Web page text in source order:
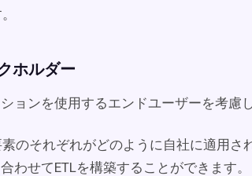
ホルダー
ョンを使用するエンドユーザーを考慮
のそれぞれがどのように自社に適用さ
わせてETLを構築することができます。